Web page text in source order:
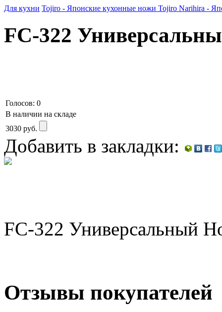
Для кухни Tojiro - Японские кухонные ножи Tojiro Narihira -
FC-322
Голосов: 0
В наличии на складе
3030 руб.
Добавить в закладки:
FC-322 Универсальный
Отзывы покупателей